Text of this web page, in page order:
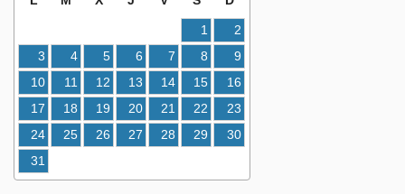
1
2
3
4 5 6 7 8
9
10
11 12 13 14 15
16
17
18 19 20 21 22
23
24
25 26 27 28 29
30
31